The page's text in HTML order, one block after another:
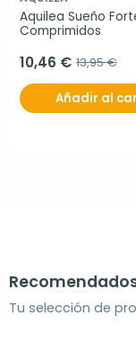
Aquilea Sueño
Comprimidos
10,46 € 13,95 €
Añadir al
Tu selección de